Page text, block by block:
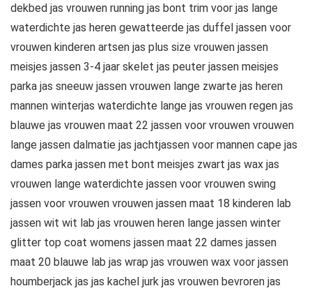
dekbed jas vrouwen running jas bont trim voor jas lange
waterdichte jas heren gewatteerde jas duffel jassen voor
vrouwen kinderen artsen jas plus size vrouwen jassen
meisjes jassen 3-4 jaar skelet jas peuter jassen meisjes
parka jas sneeuw jassen vrouwen lange zwarte jas heren
mannen winterjas waterdichte lange jas vrouwen regen jas
blauwe jas vrouwen maat 22 jassen voor vrouwen vrouwen
lange jassen dalmatie jas jachtjassen voor mannen cape jas
dames parka jassen met bont meisjes zwart jas wax jas
vrouwen lange waterdichte jassen voor vrouwen swing
jassen voor vrouwen vrouwen jassen maat 18 kinderen lab
jassen wit wit lab jas vrouwen heren lange jassen winter
glitter top coat womens jassen maat 22 dames jassen
maat 20 blauwe lab jas wrap jas vrouwen wax voor jassen
houmberjack jas jas kachel jurk jas vrouwen bevroren jas